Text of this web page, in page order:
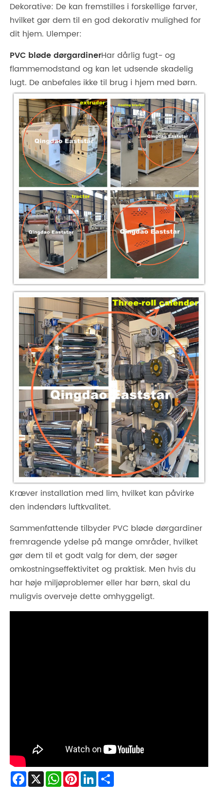
Dekorative: De kan fremstilles i forskellige farver,
hvilket gør dem til en god dekorativ mulighed for
dit hjem. Ulemper:
PVC bløde dørgardinerHar dårlig fugt- og
flammemodstand og kan let udsende skadelig
lugt. De anbefales ikke til brug i hjem med børn.
Kræver installation med lim, hvilket kan påvirke
den indendørs luftkvalitet.
Sammenfattende tilbyder PVC bløde dørgardiner
fremragende ydelse på mange områder, hvilket
gør dem til et godt valg for dem, der søger
omkostningseffektivitet og praktisk. Men hvis du
har høje miljøproblemer eller har børn, skal du
muligvis overveje dette omhyggeligt.
Facebook
X WhatsApp
Pinterest
LinkedIn